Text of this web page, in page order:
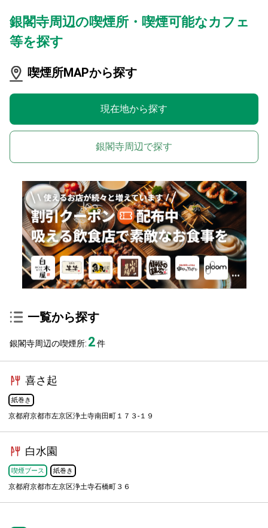
銀閣寺周辺の喫煙所・喫煙可能なカフェ
等を探す
喫煙所MAPから探す
現在地から探す
銀閣寺周辺で探す
一覧から探す
銀閣寺周辺の喫煙所: 2件
喜さ起
紙巻き
京都府京都市左京区浄土寺南田町１７３-１９
白水園
喫煙ブース 紙巻き
京都府京都市左京区浄土寺石橋町３６